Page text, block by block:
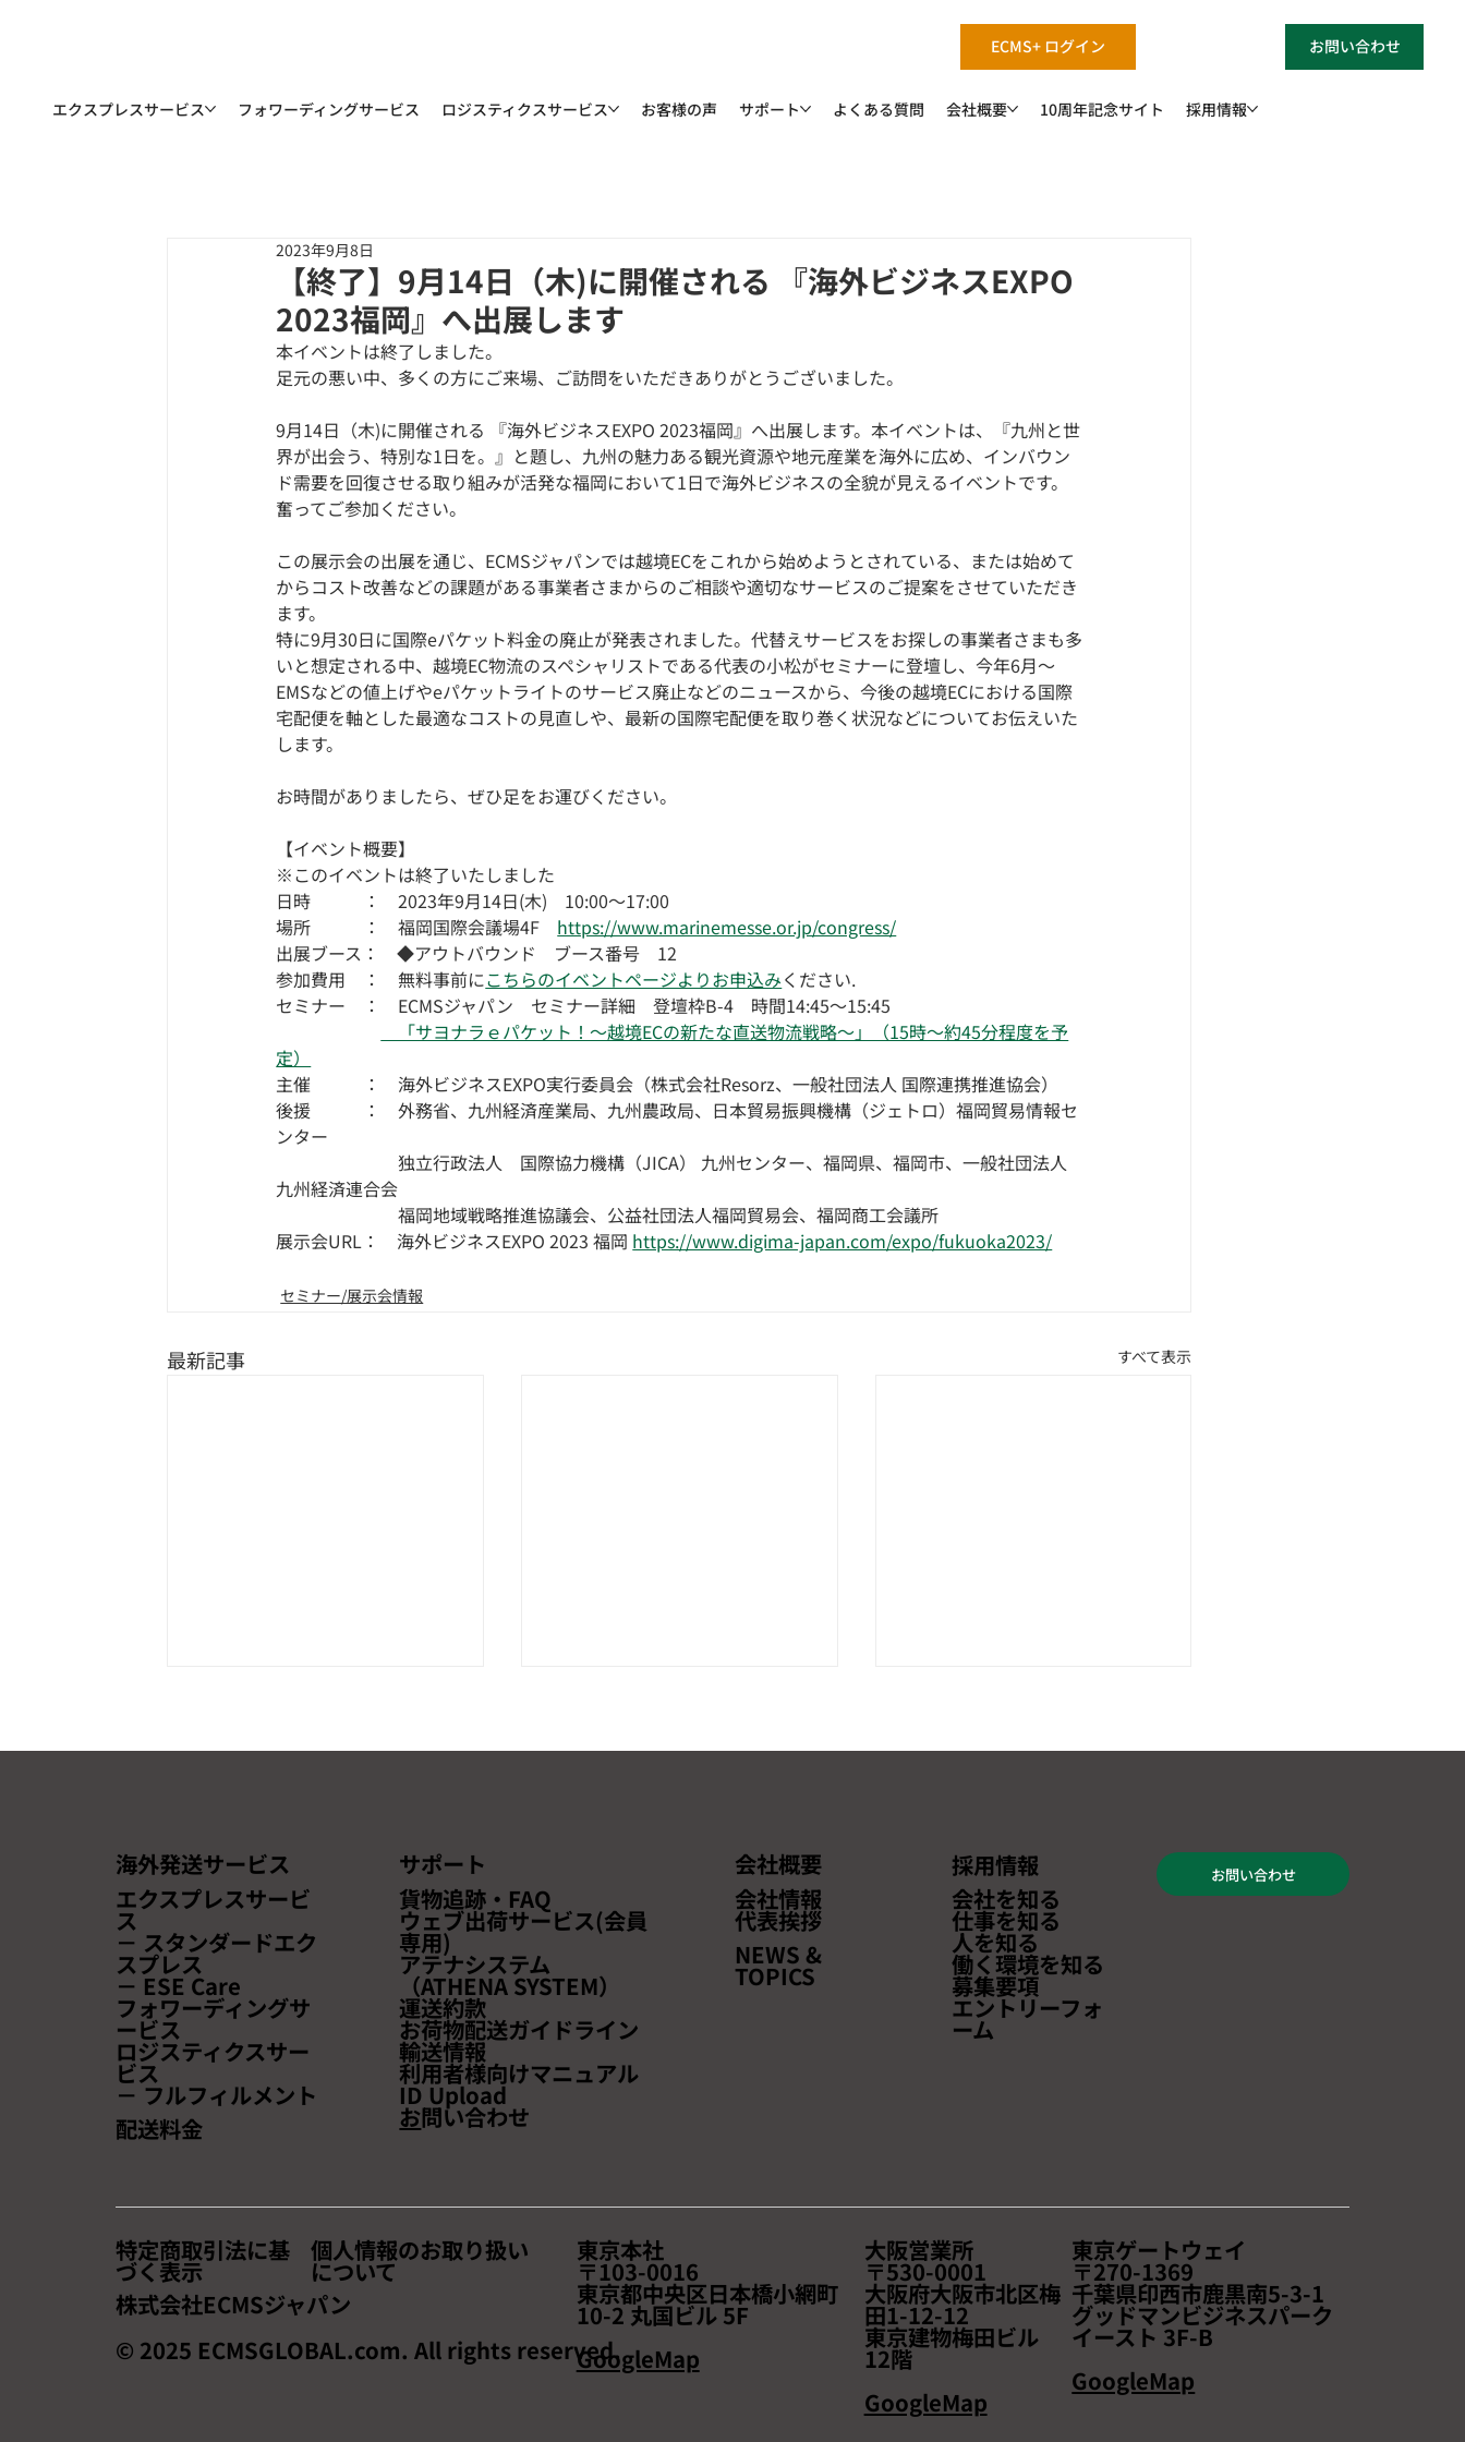
ECMS+ ログイン お問い合わせ
エクスプレスサービス フォワーディングサービス ロジスティクスサービス お客様の声 サポート よくある質問 会社概要 10周年記念サイト 採用情報
【終了】9月14日（木)に開催される 『海外ビジネスEXPO
2023福岡』へ出展します
2023年9月8日
本イベントは終了しました。
足元の悪い中、多くの方にご来場、ご訪問をいただきありがとうございました。
9月14日（木)に開催される 『海外ビジネスEXPO 2023福岡』へ出展します。本イベントは、『九州と世
界が出会う、特別な1日を。』と題し、九州の魅力ある観光資源や地元産業を海外に広め、インバウン
ド需要を回復させる取り組みが活発な福岡において1日で海外ビジネスの全貌が見えるイベントです。
奮ってご参加ください。
この展示会の出展を通じ、ECMSジャパンでは越境ECをこれから始めようとされている、または始めて
からコスト改善などの課題がある事業者さまからのご相談や適切なサービスのご提案をさせていただき
ます。
​特に9月30日に国際eパケット料金の廃止が発表されました。代替えサービスをお探しの事業者さまも多
いと想定される中、越境EC物流のスペシャリストである代表の小松がセミナーに登壇し、今年6月～
EMSなどの値上げやeパケットライトのサービス廃止などのニュースから、今後の越境ECにおける国際
宅配便を軸とした最適なコストの見直しや、最新の国際宅配便を取り巻く状況などについてお伝えいた
します。
お時間がありましたら、ぜひ足をお運びください。
【イベント概要】
​※このイベントは終了いたしました
日時　　　：　2023年9月14日(木)　10:00～17:00
場所　　　：　福岡国際会議場4F https://www.marinemesse.or.jp/congress/
出展ブース：　◆アウトバウンド　ブース番号　12
参加費用　：　無料事前にこちらのイベントページよりお申込みください.
セミナー　：　ECMSジャパン　セミナー詳細 登壇枠B-4　時間14:45〜15:45
「サヨナラｅパケット！～越境ECの新たな直送物流戦略～」（15時～約45分程度を予
定）
主催　　　：　海外ビジネスEXPO実行委員会（株式会社Resorz、一般社団法人 国際連携推進協会）​
後援　　　：　外務省、九州経済産業局、九州農政局、日本貿易振興機構（ジェトロ）福岡貿易情報セ
ンター
独立行政法人　国際協力機構（JICA） 九州センター、福岡県、福岡市、一般社団法人
九州経済連合会
福岡地域戦略推進協議会、公益社団法人福岡貿易会、福岡商工会議所
展示会URL：　海外ビジネスEXPO 2023 福岡 https://www.digima-japan.com/expo/fukuoka2023/
セミナー/展示会情報
最新記事 すべて表示
【本セミナーは終了しまし
た】【無料ウェビナー開催の
お知らせ】~越境ECの最新ト
レンドと成功事例を学ぶチャ
ンス！~
【本セミナーは終了しまし
た】「越境EC完全マスター！
効率的販売・最適物流・安心
返品のすべて」
【終了しました】「海外ビジ
ネスEXPO2025オンライン」
に出展・登壇のお知らせ
海外発送サービス
エクスプレスサービ
ス
－ スタンダードエク
スプレス
－ ESE Care
フォワーディングサ
ービス
ロジスティクスサー
ビス
－ フルフィルメント
配送料金
サポート
貨物追跡・FAQ
ウェブ出荷サービス(会員
専用)
アテナシステム
（ATHENA SYSTEM）
運送約款
お荷物配送ガイドライン
輸送情報
利用者様向けマニュアル
ID Upload
お問い合わせ
会社概要
会社情報
代表挨拶
NEWS &
TOPICS
採用情報
会社を知る
仕事を知る
人を知る
働く環境を知る
募集要項
エントリーフォ
ーム
お問い合わせ
東京本社
〒103-0016
東京都中央区日本橋小網町
10-2 丸国ビル 5F
GoogleMap
大阪営業所
〒530-0001
大阪府大阪市北区梅
田1-12-12
東京建物梅田ビル
12階
GoogleMap
東京ゲートウェイ
〒270-1369
千葉県印西市鹿黒南5-3-1
​グッドマンビジネスパーク
イースト 3F-B
GoogleMap
特定商取引法に基
づく表示
個人情報のお取り扱い
について
株式会社ECMSジャパン
© 2025 ECMSGLOBAL.com. All rights reserved.